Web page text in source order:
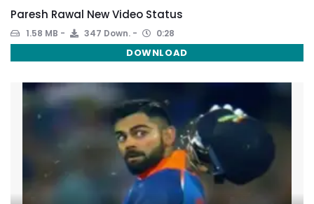
Paresh Rawal New Video Status
1.58 MB 347 Down. 0:28
DOWNLOAD